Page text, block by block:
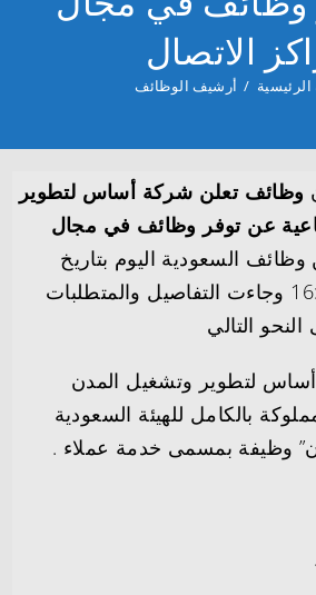
الاتصال
/ أرشيف الوظائف
وظائف تعلن شركة أساس لتطوير
عن توفر وظائف في مجال
السعودية اليوم بتاريخ
2024-12-18 16:09:58 وجاءت التفاصيل والمتطلبات
التالي
لتطوير وتشغيل المدن
بالكامل للهيئة السعودية
وظيفة بمسمى خدمة عملاء .